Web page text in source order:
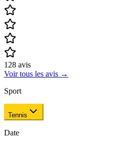
128 avis
Voir tous les avis →
Sport
Tennis
Date